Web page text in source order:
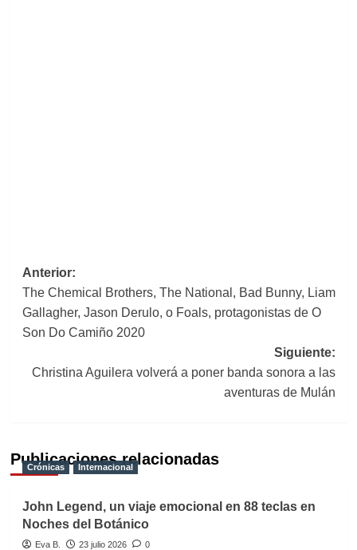
Navegación
de
entradas
Anterior:
The Chemical Brothers, The National, Bad Bunny, Liam
Gallagher, Jason Derulo, o Foals, protagonistas de O
Son Do Camiño 2020
Siguiente:
Christina Aguilera volverá a poner banda sonora a las
aventuras de Mulán
Publicaciones relacionadas
Crónicas Internacional
John Legend, un viaje emocional en 88 teclas en
Noches del Botánico
Eva B. 23 julio 2026
0